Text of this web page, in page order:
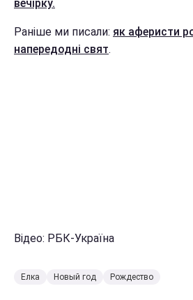
вечірку.
Раніше ми писали: як аферисти
напередодні свят.
Відео: РБК-Україна
Елка Новый год Рождество